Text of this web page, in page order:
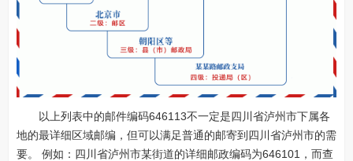
以上列表中的邮件编码646113不一定是四川省泸州市下属各
地的最详细区域邮编，但可以满足普通的邮寄到四川省泸州市的需
要。 例如：四川省泸州市某街道的详细邮政编码为646101，而查